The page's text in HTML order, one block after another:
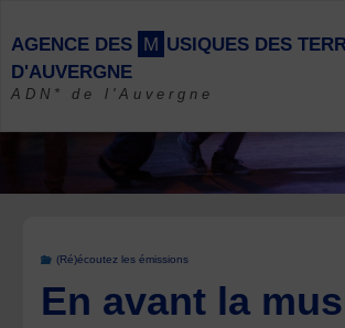
content
AGENCE DES M USIQUES DES TER
D'AUVERGNE
ADN* de l'Auvergne
(Ré)écoutez les émissions
En avant la